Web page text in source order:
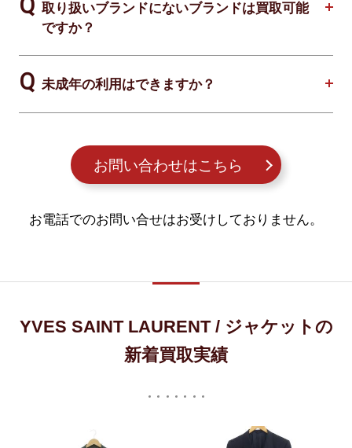
取り扱いブランドにないブランドは買取可能
ですか？
未成年の利用はできますか？
お問い合わせはこちら
お電話でのお問い合せはお受けしておりません。
YVES SAINT LAURENT / ジャケットの
新着買取実績